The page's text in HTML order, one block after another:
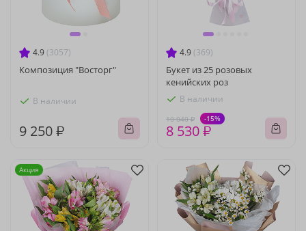
4.9 (3057)
Композиция "Восторг"
В наличии
9 250 ₽
4.9 (369)
Букет из 25 розовых
кенийских роз
В наличии
10 040 ₽ -15%
8 530 ₽
Акция